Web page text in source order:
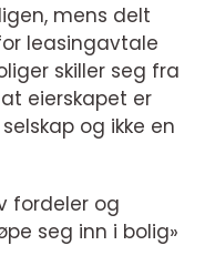
mens delt
leasingavtale
skiller seg fra
eierskapet er
og ikke en
fordeler og
seg inn i bolig»